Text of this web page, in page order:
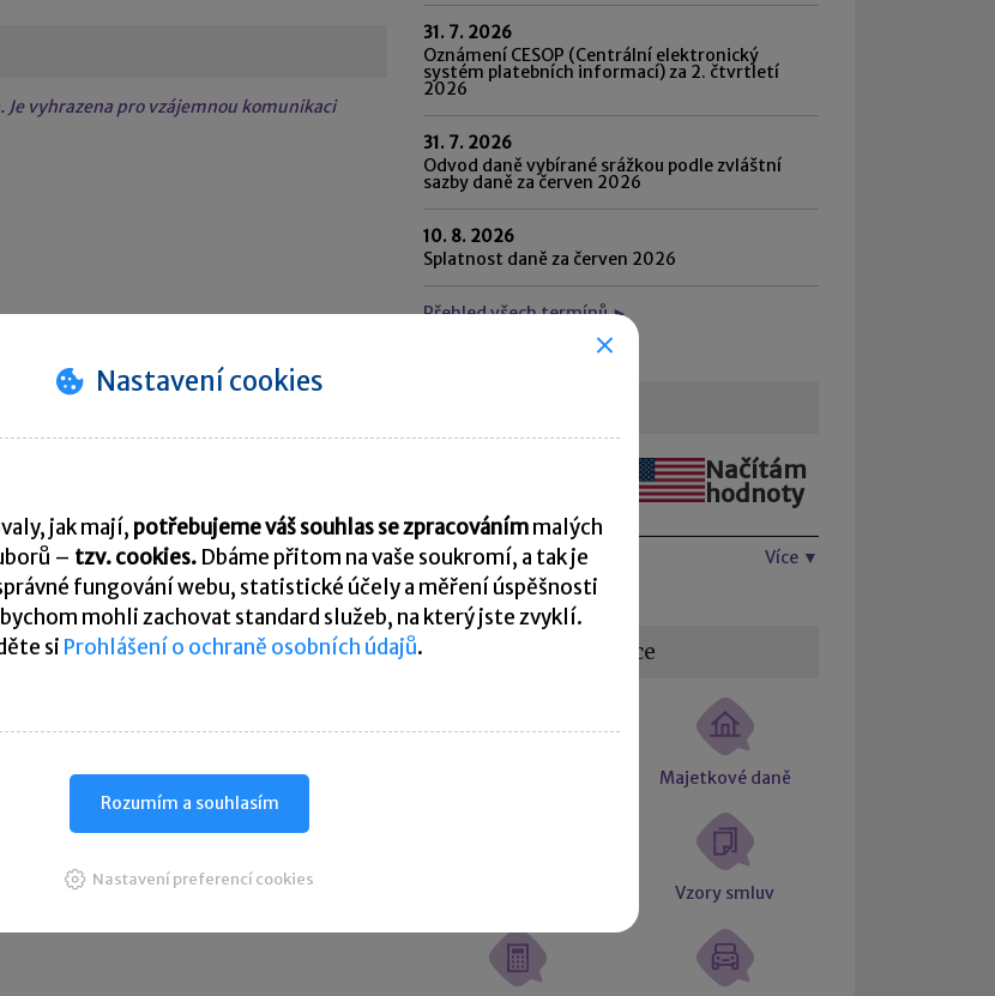
vyhrazena pro vzájemnou komunikaci
31. 7. 2026
Oznámení CESOP (Centrální elektronický
systém platebních informací) za 2. čtvrtletí
2026
31. 7. 2026
Odvod daně vybírané srážkou podle zvláštní
sazby daně za červen 2026
10. 8. 2026
Splatnost daně za červen 2026
Přehled všech termínů ►
Načítám
hodnoty
Více ▼
Užitečné informace
Majetkové daně
Vzory smluv
Nastavení cookies
jak mají, potřebujeme váš souhlas se zpracovánímmalých
– tzv. cookies. Dbáme přitom na vaše soukromí, a tak je
fungování webu, statistické účely a měření úspěšnosti
mohli zachovat standard služeb, na který jste zvyklí.
si Prohlášení o ochraně osobních údajů.
Rozumím a souhlasím
Nastavení preferencí cookies